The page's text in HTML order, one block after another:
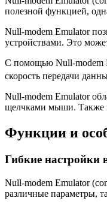
полезной функцией,
Null-modem Emulator
устройствами. Это
С помощью Null-modem
скорость передачи
Null-modem Emulator
щелчками мыши. Также
Функции и
Гибкие настройки
Null-modem Emulator
различные параметры,